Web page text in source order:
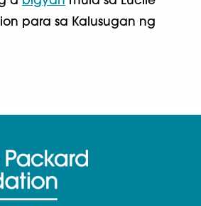
para sa Kalusugan ng